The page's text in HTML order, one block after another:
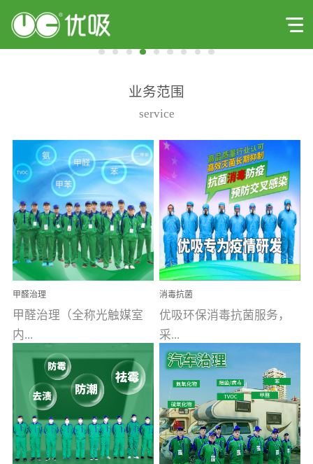
业务范围
service
甲醛治理
甲醛治理（全称光触媒室
内...
空气污染净化治理）工业
文明的进步，创造了多姿
多彩的家居产品和生活情
调，但也带来了以甲醛为
消毒抗菌
优吸环保消毒抗菌服务，
采...
用行业公认奥维牌消毒
液，具备杀死人体冠状病
毒的功效，杀菌率
99.99%。相对于传统消毒